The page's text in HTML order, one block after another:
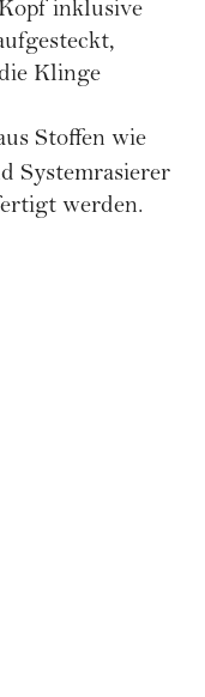
inklusive
Klinge
Stoffen wie
Systemrasierer
werden.